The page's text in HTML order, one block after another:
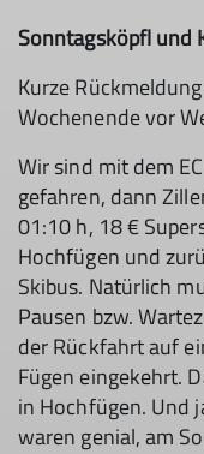
Sonntagsköpfl und
Kurze
Wochenende vor
Wir sind mit dem
gefahren, dann
01:10 h, 18 €
Hochfügen und
Skibus. Natürlich
Pausen bzw.
der Rückfahrt auf
Fügen eingekehrt.
in Hochfügen. Und
waren genial, am